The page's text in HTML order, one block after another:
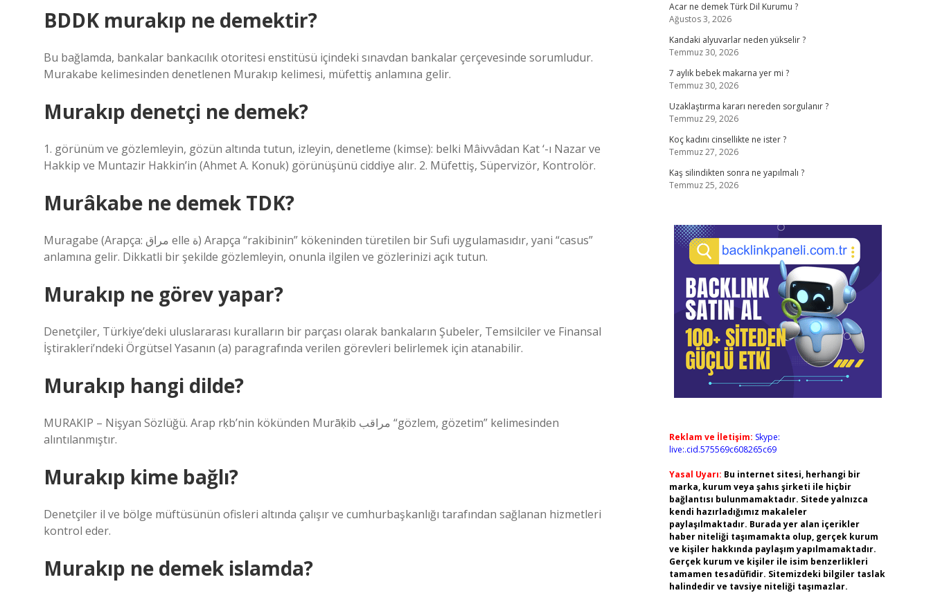
BDDK murakıp ne demektir?
Bu bağlamda, bankalar bankacılık otoritesi enstitüsü içindeki sınavdan bankalar çerçevesinde sorumludur.
Murakabe kelimesinden denetlenen Murakıp kelimesi, müfettiş anlamına gelir.
Murakıp denetçi ne demek?
1. görünüm ve gözlemleyin, gözün altında tutun, izleyin, denetleme (kimse): belki Mâivvâdan Kat ‘-ı Nazar ve
Hakkip ve Muntazir Hakkin’in (Ahmet A. Konuk) görünüşünü ciddiye alır. 2. Müfettiş, Süpervizör, Kontrolör.
Murâkabe ne demek TDK?
Muragabe (Arapça: مراق elle ة) Arapça “rakibinin” kökeninden türetilen bir Sufi uygulamasıdır, yani “casus”
anlamına gelir. Dikkatli bir şekilde gözlemleyin, onunla ilgilen ve gözlerinizi açık tutun.
Murakıp ne görev yapar?
Denetçiler, Türkiye’deki uluslararası kuralların bir parçası olarak bankaların Şubeler, Temsilciler ve Finansal
İştirakleri’ndeki Örgütsel Yasanın (a) paragrafında verilen görevleri belirlemek için atanabilir.
Murakıp hangi dilde?
MURAKIP – Nişyan Sözlüğü. Arap rḳb’nin kökünden Murāḳib مراقب “gözlem, gözetim” kelimesinden
alıntılanmıştır.
Murakıp kime bağlı?
Denetçiler il ve bölge müftüsünün ofisleri altında çalışır ve cumhurbaşkanlığı tarafından sağlanan hizmetleri
kontrol eder.
Murakıp ne demek islamda?
Acar ne demek Türk Dil Kurumu ?
Ağustos 3, 2026
Kandaki alyuvarlar neden yükselir ?
Temmuz 30, 2026
7 aylık bebek makarna yer mi ?
Temmuz 30, 2026
Uzaklaştırma kararı nereden sorgulanır ?
Temmuz 29, 2026
Koç kadını cinsellikte ne ister ?
Temmuz 27, 2026
Kaş silindikten sonra ne yapılmalı ?
Temmuz 25, 2026
Reklam ve İletişim: Skype:
live:.cid.575569c608265c69
Yasal Uyarı: Bu internet sitesi, herhangi bir
marka, kurum veya şahıs şirketi ile hiçbir
bağlantısı bulunmamaktadır. Sitede yalnızca
kendi hazırladığımız makaleler
paylaşılmaktadır. Burada yer alan içerikler
haber niteliği taşımamakta olup, gerçek kurum
ve kişiler hakkında paylaşım yapılmamaktadır.
Gerçek kurum ve kişiler ile isim benzerlikleri
tamamen tesadüfidir. Sitemizdeki bilgiler taslak
halindedir ve tavsiye niteliği taşımazlar.